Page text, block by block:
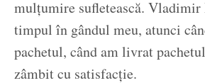
mulțumire sufletească.
timpul în gândul meu, atunci
pachetul, când am livrat
zâmbit cu satisfacție.